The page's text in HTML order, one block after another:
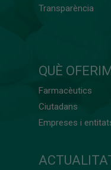
Transparència
QUÈ
Farmacèutics
Ciutadans
Empreses i